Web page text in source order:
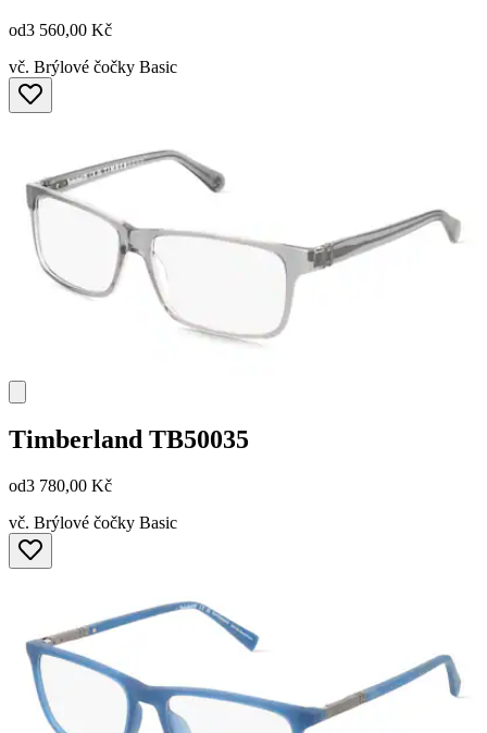
od3 560,00 Kč
vč. Brýlové čočky Basic
Timberland TB50035
od3 780,00 Kč
vč. Brýlové čočky Basic